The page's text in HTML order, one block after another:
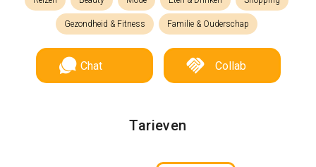
Gezondheid & Fitness Familie & Ouderschap
Chat Collab
Tarieven